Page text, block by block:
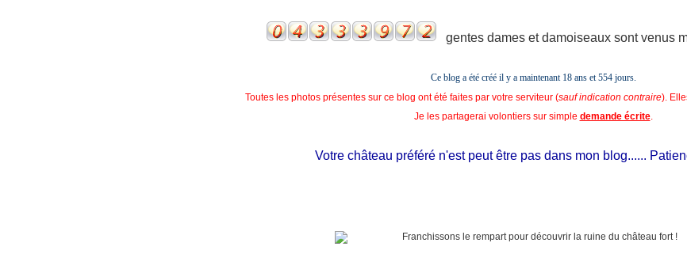
gentes dames et damoiseaux sont venus
Ce blog a été créé il y a maintenant 18 ans et554 jours.
Toutes les photos présentes sur ce blog ont été faites par votre serviteur (sauf indication contraire).
Je les partagerai volontiers sur simple demande écrite.
Votre château préféré n'est peut être pas dans mon blog......